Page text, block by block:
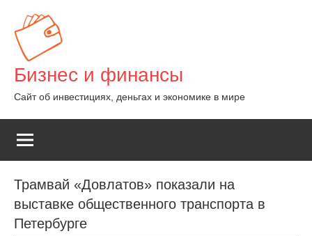
содержимому
Бизнес и финансы
Сайт об инвестициях, деньгах и экономике в мире
Трамвай «Довлатов» показали на
выставке общественного транспорта в
Петербурге